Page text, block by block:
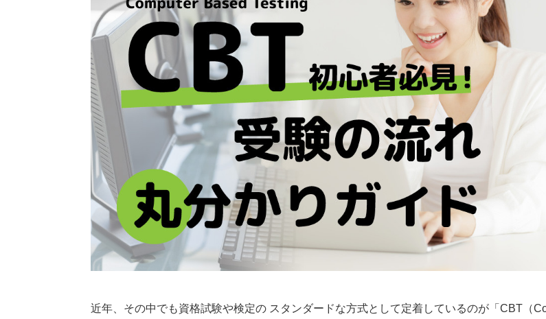
近年、その中でも資格試験や検定の スタンダードな方式として定着しているのが「CBT（